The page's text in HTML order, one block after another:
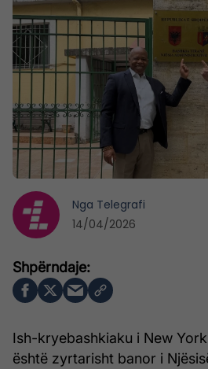
Ish-kryebashkiaku i New
është zyrtarisht banor i
Nga Telegrafi
14/04/2026